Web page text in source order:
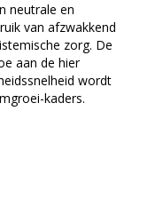
neutrale en
van afzwakkend
zorg. De
aan de hier
wordt
kaders.